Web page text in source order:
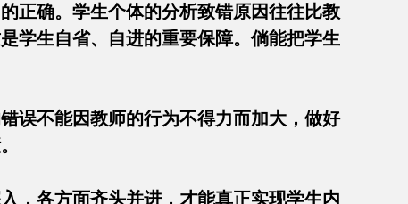
正确。学生个体的分析致错原因往往比教
学生自省、自进的重要保障。倘能把学生
误不能因教师的行为不得力而加大，做好
绩。
，各方面齐头并进，才能真正实现学生内